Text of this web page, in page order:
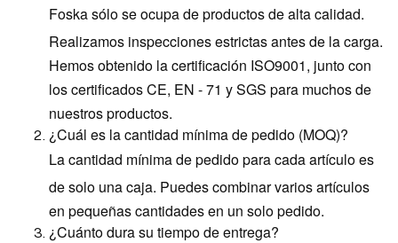
Foska sólo se ocupa de productos de alta calidad.
Realizamos inspecciones estrictas antes de la carga.
Hemos obtenido la certificación ISO9001, junto con
los certificados CE, EN - 71 y SGS para muchos de
nuestros productos.
¿Cuál es la cantidad mínima de pedido (MOQ)?
La cantidad mínima de pedido para cada artículo es
de solo una caja. Puedes combinar varios artículos
en pequeñas cantidades en un solo pedido.
¿Cuánto dura su tiempo de entrega?